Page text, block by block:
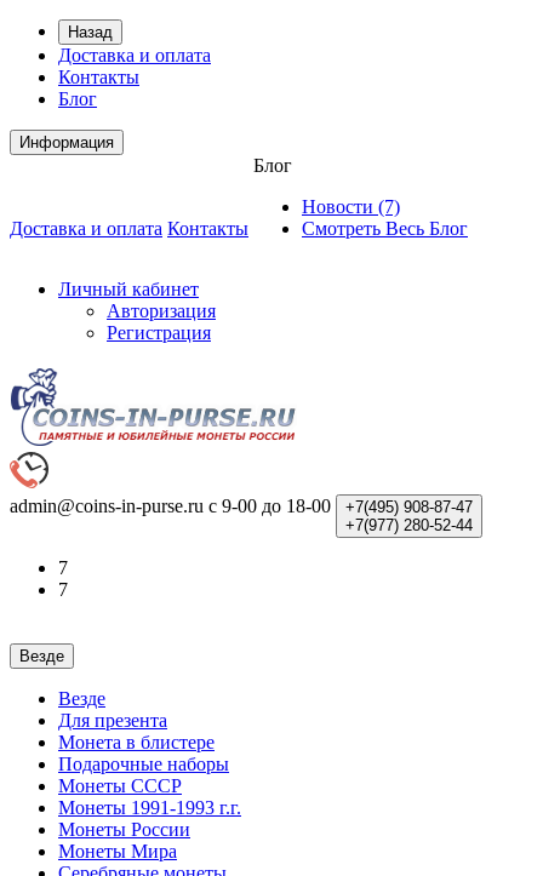
Назад
Доставка и оплата
Контакты
Блог
Информация
Доставка и оплата Контакты
Блог
Новости (7)
Смотреть Весь Блог
Личный кабинет
Авторизация
Регистрация
admin@coins-in-purse.ru с 9-00 до 18-00 +7(495) 908-87-47
+7(977) 280-52-44
7
7
Везде
Везде
Для презента
Монета в блистере
Подарочные наборы
Монеты СССР
Монеты 1991-1993 г.г.
Монеты России
Монеты Мира